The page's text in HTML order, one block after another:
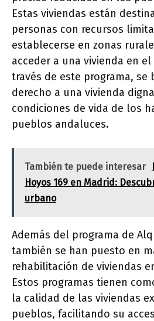
Estas viviendas están
personas con recursos
establecerse en zonas
acceder a una vivienda en
través de este programa, se
derecho a una vivienda
condiciones de vida de los
pueblos andaluces.
También te puede interesar
Hoyos 169 en Madrid:
urbano
Además del programa de
también se han puesto en
rehabilitación de viviendas
Estos programas tienen
la calidad de las viviendas
pueblos, facilitando su